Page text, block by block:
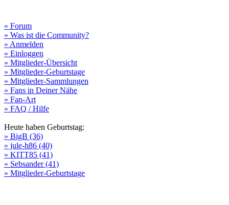
» Forum
» Was ist die Community?
» Anmelden
» Einloggen
» Mitglieder-Übersicht
» Mitglieder-Geburtstage
» Mitglieder-Sammlungen
» Fans in Deiner Nähe
» Fan-Art
» FAQ / Hilfe
Heute haben Geburtstag:
» BigB (36)
» jule-h86 (40)
» KITT85 (41)
» Sebsander (41)
» Mitglieder-Geburtstage